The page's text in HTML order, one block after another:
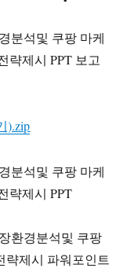
분석및 쿠팡 마케
략제시 PPT 보고
).zip
분석및 쿠팡 마케
략제시 PPT
환경분석및 쿠팡
략제시 파워포인트